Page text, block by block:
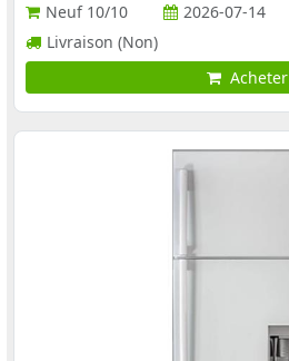
Neuf 10/10
2026-07-14
Livraison (Non)
Acheter